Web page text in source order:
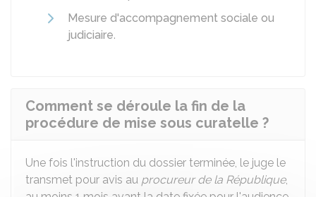
Mesure d'accompagnement sociale ou
judiciaire.
Comment se déroule la fin de la
procédure de mise sous curatelle ?
Une fois l'instruction du dossier terminée, le juge le
transmet pour avis au procureur de la République,